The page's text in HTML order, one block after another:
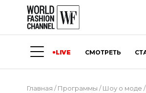
LIVE СМОТРЕТЬ
Главная /Программы /Шоу о моде /